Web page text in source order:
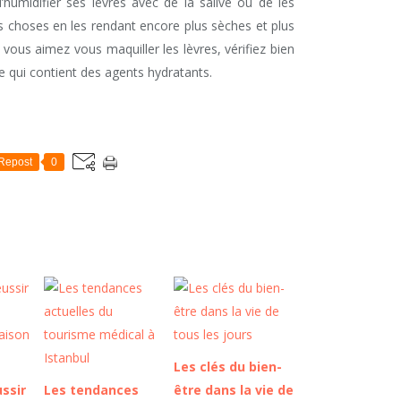
choses en les rendant encore plus sèches et plus
aimez vous maquiller les lèvres, vérifiez bien
qui contient des agents hydratants.
0
Les tendances
Les clés du bien-
être dans la vie de